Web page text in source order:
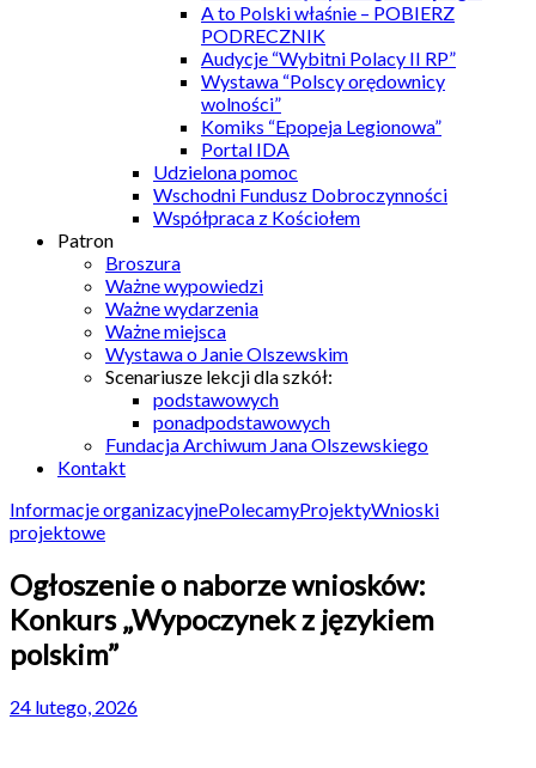
A to Polski właśnie – POBIERZ
PODRECZNIK
Audycje “Wybitni Polacy II RP”
Wystawa “Polscy orędownicy
wolności”
Komiks “Epopeja Legionowa”
Portal IDA
Udzielona pomoc
Wschodni Fundusz Dobroczynności
Współpraca z Kościołem
Patron
Broszura
Ważne wypowiedzi
Ważne wydarzenia
Ważne miejsca
Wystawa o Janie Olszewskim
Scenariusze lekcji dla szkół:
podstawowych
ponadpodstawowych
Fundacja Archiwum Jana Olszewskiego
Kontakt
Informacje organizacyjnePolecamyProjektyWnioski
projektowe
Ogłoszenie o naborze wniosków:
Konkurs „Wypoczynek z językiem
polskim”
24 lutego, 2026